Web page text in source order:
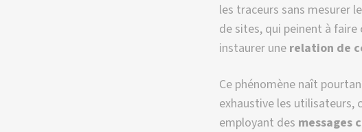
les traceurs sans mesurer
de sites, qui peinent à
instaurer une relation de
Ce phénomène naît
exhaustive les utilisateurs,
employant des messages